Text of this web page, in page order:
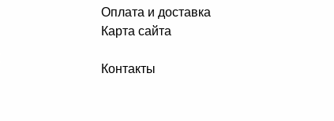
Оплата и доставка
Карта сайта
Контакты